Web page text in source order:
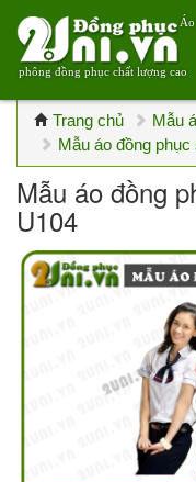
Áo
phông đồng phục chất lượng cao
Trang chủ
Mẫu
Mẫu áo đồng
Mẫu áo đồng
U104